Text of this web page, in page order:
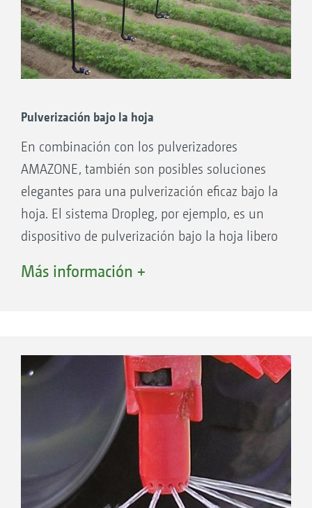
Con la compra de un pulverizador AMAZONE, recibirá
gratuitamente una llave de desmontaje de boquillas
para cambiar sus boquillas fácilmente.
Si no se debe pulverizar una distancia de un
metro hasta el borde de la parcela debido a la
normativa de distancia vigente, el control de
boquillas terminales es la solución ideal.
Control de boquillas terminales
Ancho parcial exterior desactivado; SCF
Conmutación eléctrica directa de las boquillas
Pulverización bajo la hoja
En combinación con los pulverizadores
AMAZONE, también son posibles soluciones
elegantes para una pulverización eficaz bajo la
hoja. El sistema Dropleg, por ejemplo, es un
dispositivo de pulverización bajo la hoja libero
transversal a las hileras.
Más información +